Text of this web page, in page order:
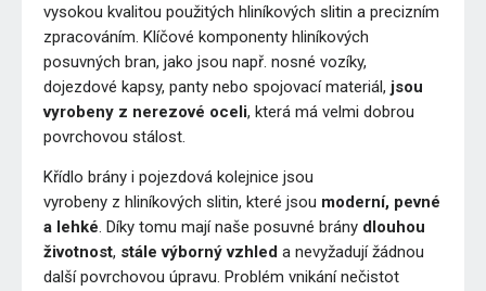
vysokou kvalitou použitých hliníkových slitin a precizním
zpracováním. Klíčové komponenty hliníkových
posuvných bran, jako jsou např. nosné vozíky,
dojezdové kapsy, panty nebo spojovací materiál, jsou
vyrobeny z nerezové oceli, která má velmi dobrou
povrchovou stálost.
Křídlo brány i pojezdová kolejnice jsou
vyrobeny z hliníkových slitin, které jsou moderní, pevné
a lehké. Díky tomu mají naše posuvné brány dlouhou
životnost, stále výborný vzhled a nevyžadují žádnou
další povrchovou úpravu. Problém vnikání nečistot